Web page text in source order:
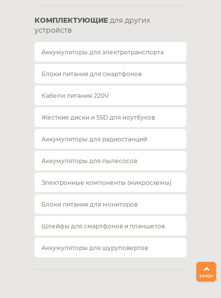
КОМПЛЕКТУЮЩИЕ для других
устройств
Аккумуляторы для электротранспорта
Блоки питания для смартфонов
Кабели питания 220V
Жесткие диски и SSD для ноутбуков
Аккумуляторы для радиостанций
Аккумуляторы для пылесосов
Электронные компоненты (микросхемы)
Блоки питания для мониторов
Шлейфы для смартфонов и планшетов
Аккумуляторы для шуруповертов
вверх